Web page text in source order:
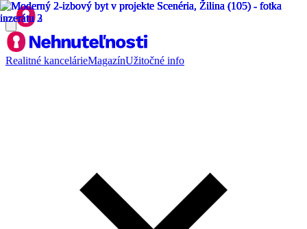
Realitné kancelárieMagazínUžitočné info